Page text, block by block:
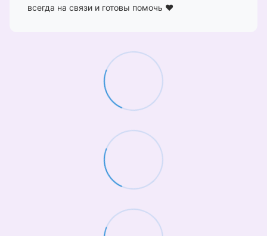
всегда на связи и готовы помочь ❤️